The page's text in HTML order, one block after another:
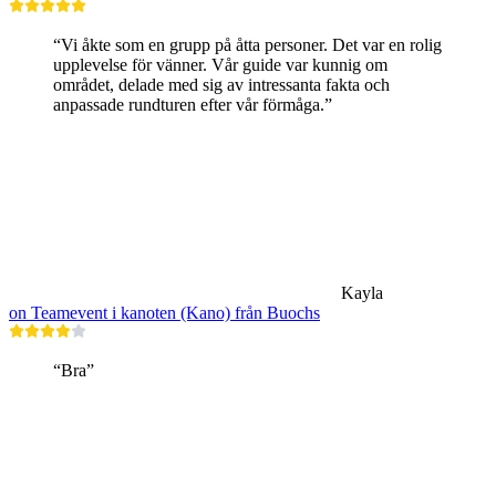
“Vi åkte som en grupp på åtta personer. Det var en rolig
upplevelse för vänner. Vår guide var kunnig om
området, delade med sig av intressanta fakta och
anpassade rundturen efter vår förmåga.”
Kayla
on Teamevent i kanoten (Kano) från Buochs
“Bra”